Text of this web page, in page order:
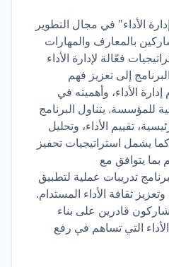
الأداء" في مجال التطوير
بالمعارف والمهارات
فعّالة لإدارة الأداء
إلى تعزيز فهم
الأداء، وأهميته في
للمؤسسة. يتناول البرنامج
تقييم الأداء، وتحليل
يشمل استراتيجيات تحفيز
بما يتوافق مع
تدريبات عملية لتطبيق
وتعزيز ثقافة الأداء المستدام.
قادرين على بناء
التي تساهم في رفع